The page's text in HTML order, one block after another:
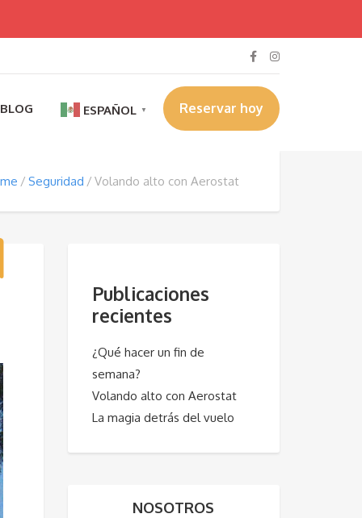
BLOG ESPAÑOL ▼ Reservar hoy
Seguridad Volando alto con Aerostat
Publicaciones
recientes
¿Qué hacer un fin de
semana?
Volando alto con Aerostat
La magia detrás del vuelo
NOSOTROS